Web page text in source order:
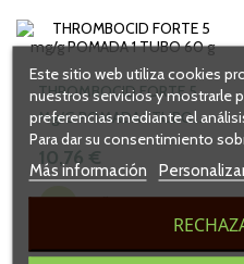
THROMBOCID FORTE 5
Mg/g POMADA 1 TUBO
60 G
10,76 €
Este sitio web utiliza cookies
nuestros servicios y mostrarle
preferencias mediante el
Para dar su consentimiento
Más información